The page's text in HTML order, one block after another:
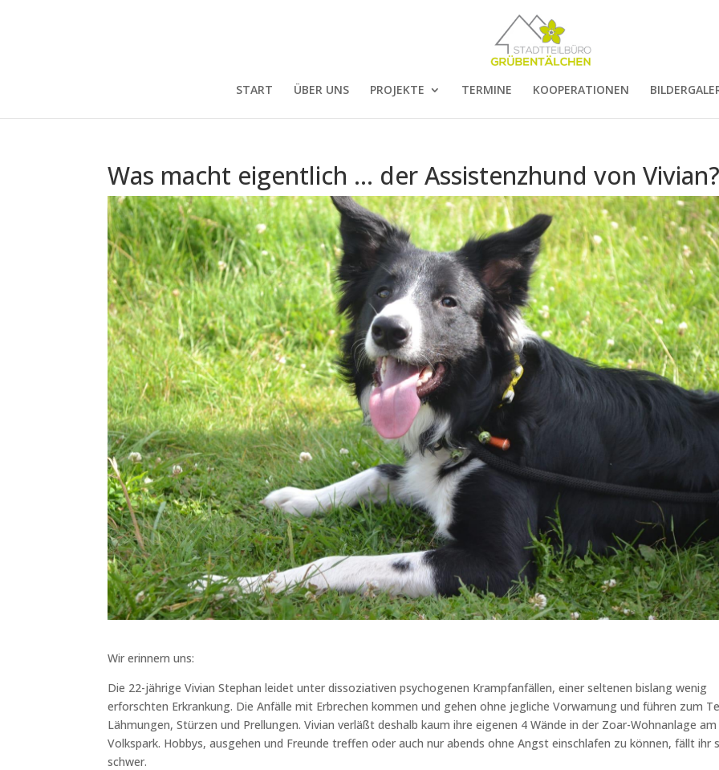
START ÜBER UNS PROJEKTE TERMINE KOOPERATIONEN
Was macht eigentlich … der Assistenzhund von
Wir erinnern uns:
Die 22-jährige Vivian Stephan leidet unter dissoziativen psychogenen Krampfanfällen, einer seltenen bislang wenig
erforschten Erkrankung. Die Anfälle mit Erbrechen kommen und gehen ohne jegliche Vorwarnung und führen zum
Lähmungen, Stürzen und Prellungen. Vivian verläßt deshalb kaum ihre eigenen 4 Wände in der Zoar-Wohnanlage am
Volkspark. Hobbys, ausgehen und Freunde treffen oder auch nur abends ohne Angst einschlafen zu können, fällt ihr
schwer.